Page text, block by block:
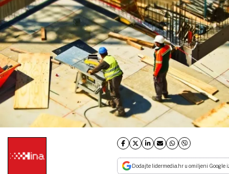
Dodajte lidermedia.hr u omiljeni Google